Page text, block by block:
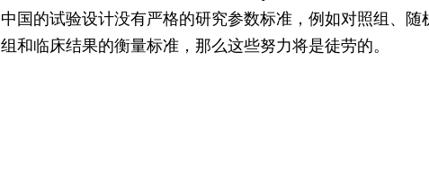
中国的试验设计没有严格的研究参数标准，例如对照组、随
组和临床结果的衡量标准，那么这些努力将是徒劳的。